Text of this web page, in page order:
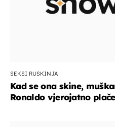
SEKSI RUSKINJA
Kad se ona skine,
Ronaldo vjerojatno plače